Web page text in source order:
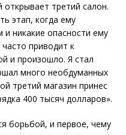
третий салон.
этап, когда ему
и никакие опасности ему
приводит к
и произошло. Я стал
много необдуманных
третий магазин принес
400 тысяч долларов».
борьбой, и первое, чему